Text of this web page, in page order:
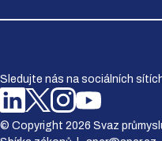
Sledujte nás na sociálních
© Copyright 2026 Svaz